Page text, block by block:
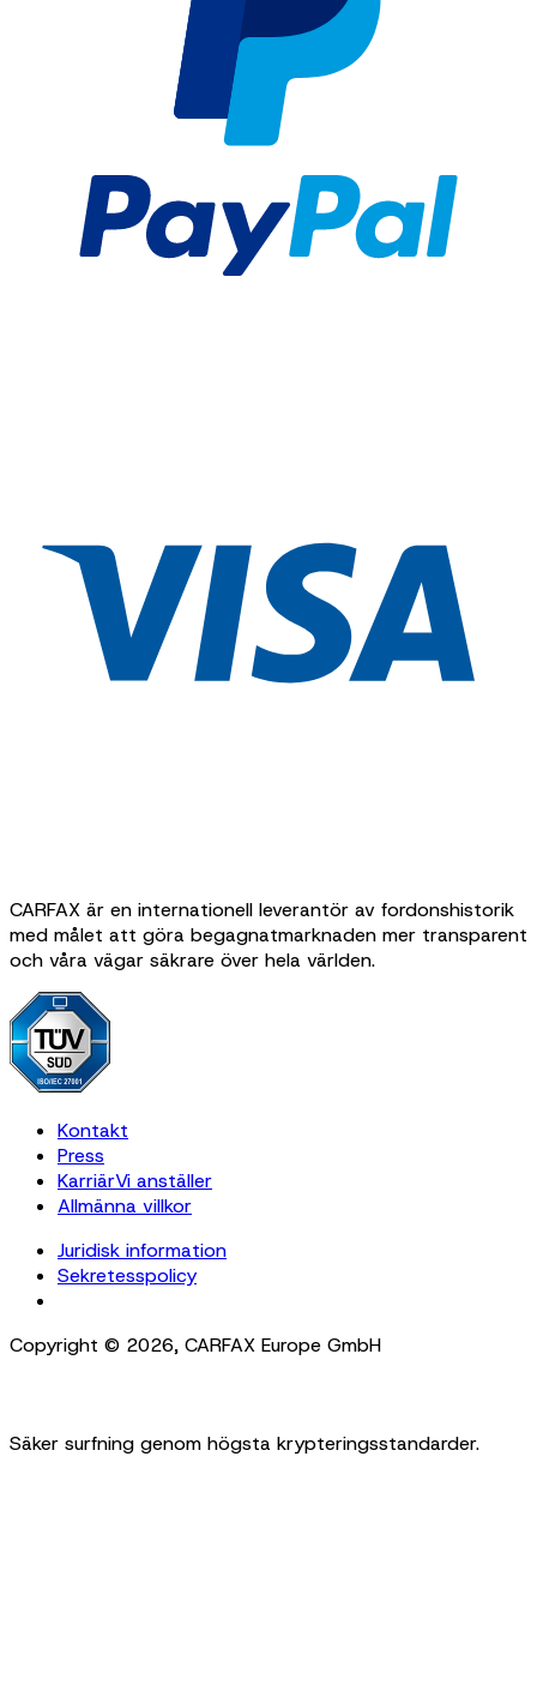
CARFAX är en internationell leverantör av fordonshistorik
med målet att göra begagnatmarknaden mer transparent
och våra vägar säkrare över hela världen.
Kontakt
Press
KarriärVi anställer
Allmänna villkor
Juridisk information
Sekretesspolicy
Copyright © 2026, CARFAX Europe GmbH
Säker surfning genom högsta krypteringsstandarder.